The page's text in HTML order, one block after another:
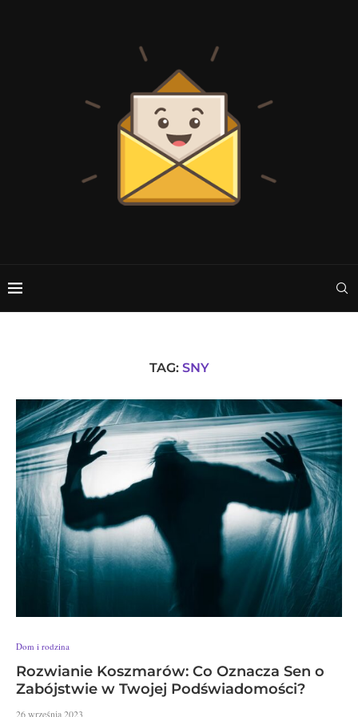
TAG: SNY
Dom i rodzina
Rozwianie Koszmarów: Co Oznacza Sen o
Zabójstwie w Twojej Podświadomości?
26 września 2023